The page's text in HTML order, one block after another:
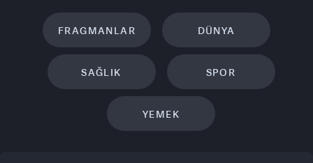
FRAGMANLAR DÜNYA
SAĞLIK SPOR
YEMEK